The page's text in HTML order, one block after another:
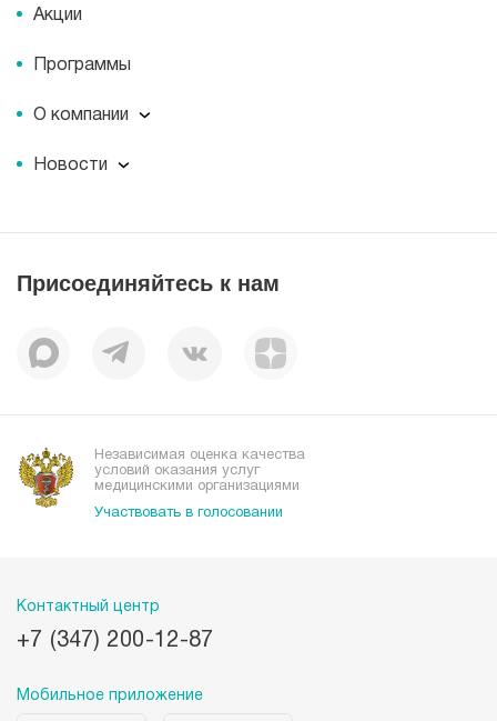
Акции
Программы
О компании
Пациентам
Миссия
Корпоративная социальная ответственность
Наши преимущества
Новости
Пресс-центр
Присоединяйтесь к нам
Независимая оценка качества
условий оказания услуг
медицинскими организациями
Участвовать в голосовании
Контактный центр
+7 (347) 200-12-87
Мобильное приложение